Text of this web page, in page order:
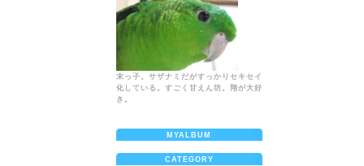
末っ子。サザナミだがすっかりセキセイ
化している。すごく甘えん坊。翔が大好
き。
MYALBUM
CATEGORY